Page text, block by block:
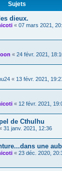
Sujets
dieux.
« 07 mars 2021,
« 24 févr. 2021,
« 13 févr. 2021,
« 12 févr. 2021,
de Cthulhu
31 janv. 2021, 12:36
une
« 23 déc. 2020,